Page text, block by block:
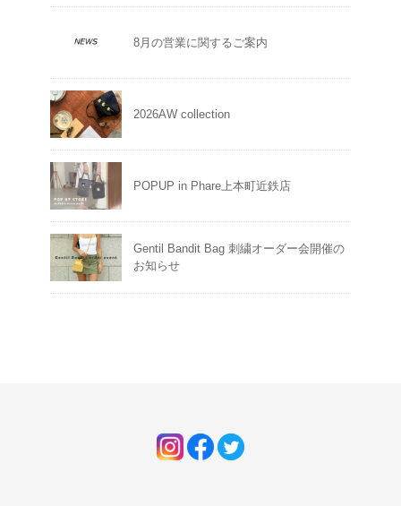
8月の営業に関するご案内
2026AW collection
POPUP in Phare上本町近鉄店
Gentil Bandit Bag 刺繍オーダー会開催の
お知らせ